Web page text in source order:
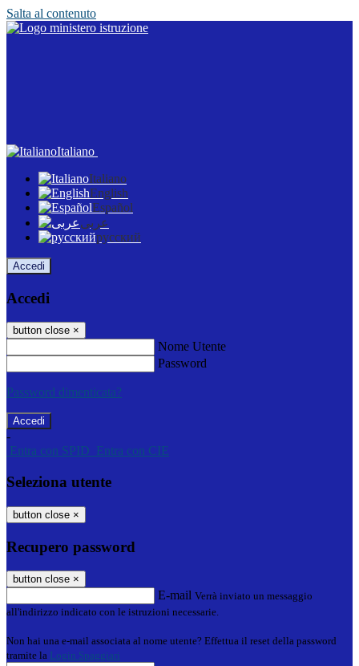
Salta al contenuto
Italiano
Italiano
English
Español
عربى
русский
Accedi
Accedi
button close ×
Nome Utente
Password
Password dimenticata?
-
Entra con SPID Entra con CIE
Seleziona utente
button close ×
Recupero password
button close ×
E-mail Verrà inviato un messaggio
all'indirizzo indicato con le istruzioni necessarie.
Non hai una e-mail associata al nome utente? Effettua il reset della password
tramite la Login Spaggiari